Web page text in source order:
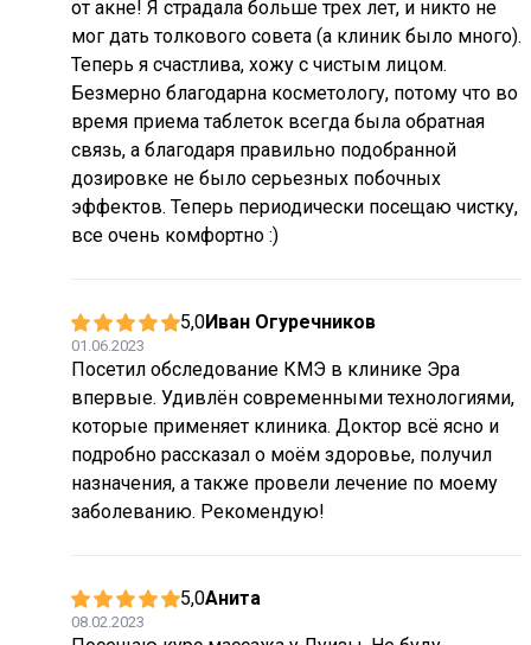
от акне! Я страдала больше трех лет, и никто не
мог дать толкового совета (а клиник было много).
Теперь я счастлива, хожу с чистым лицом.
Безмерно благодарна косметологу, потому что во
время приема таблеток всегда была обратная
связь, а благодаря правильно подобранной
дозировке не было серьезных побочных
эффектов. Теперь периодически посещаю чистку,
все очень комфортно :)
5,0Иван Огуречников
01.06.2023
Посетил обследование КМЭ в клинике Эра
впервые. Удивлён современными технологиями,
которые применяет клиника. Доктор всё ясно и
подробно рассказал о моём здоровье, получил
назначения, а также провели лечение по моему
заболеванию. Рекомендую!
5,0Анита
08.02.2023